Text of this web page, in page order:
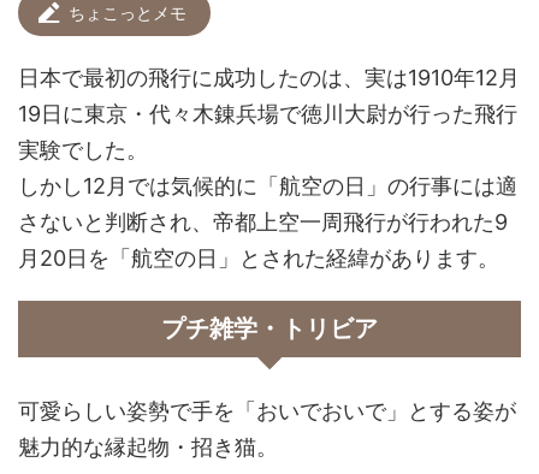
ちょこっとメモ
日本で最初の飛行に成功したのは、実は1910年12月
19日に東京・代々木錬兵場で徳川大尉が行った飛行
実験でした。
しかし12月では気候的に「航空の日」の行事には適
さないと判断され、帝都上空一周飛行が行われた9
月20日を「航空の日」とされた経緯があります。
プチ雑学・トリビア
可愛らしい姿勢で手を「おいでおいで」とする姿が
魅力的な縁起物・招き猫。